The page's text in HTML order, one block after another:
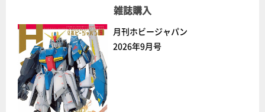
雑誌購入
月刊ホビージャパン
2026年9月号